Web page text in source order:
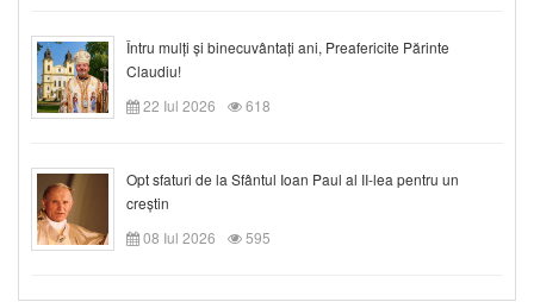
Întru mulți și binecuvântați ani, Preafericite Părinte
Claudiu!
22 Iul 2026
618
Opt sfaturi de la Sfântul Ioan Paul al II-lea pentru un
creștin
08 Iul 2026
595